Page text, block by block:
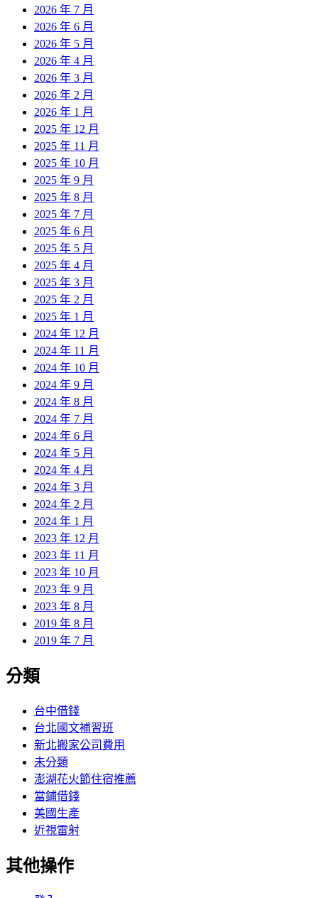
2026 年 7 月
2026 年 6 月
2026 年 5 月
2026 年 4 月
2026 年 3 月
2026 年 2 月
2026 年 1 月
2025 年 12 月
2025 年 11 月
2025 年 10 月
2025 年 9 月
2025 年 8 月
2025 年 7 月
2025 年 6 月
2025 年 5 月
2025 年 4 月
2025 年 3 月
2025 年 2 月
2025 年 1 月
2024 年 12 月
2024 年 11 月
2024 年 10 月
2024 年 9 月
2024 年 8 月
2024 年 7 月
2024 年 6 月
2024 年 5 月
2024 年 4 月
2024 年 3 月
2024 年 2 月
2024 年 1 月
2023 年 12 月
2023 年 11 月
2023 年 10 月
2023 年 9 月
2023 年 8 月
2019 年 8 月
2019 年 7 月
分類
台中借錢
台北國文補習班
新北搬家公司費用
未分類
澎湖花火節住宿推薦
當鋪借錢
美國生產
近視雷射
其他操作